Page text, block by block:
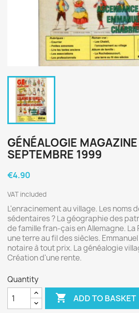
GÉNÉALOGIE
SEPTEMBRE 1999
€4.90
VAT included
L'enracinement au village. Les noms
sédentaires ? La géographie des
de famille fran-çais en Allemagne.
une terre au fil des siècles.
notaire à tout prix. La généalogie
Création d'une rente.
Quantity
 ADD TO BASKET